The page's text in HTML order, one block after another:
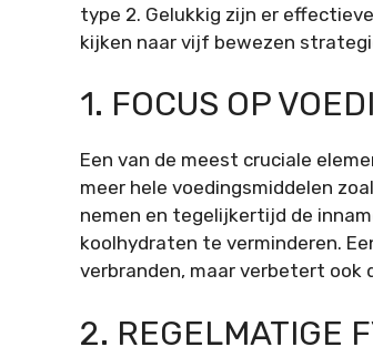
type 2. Gelukkig zijn er
kijken naar vijf bewezen
1. FOCUS OP
Een van de meest cruciale
meer hele voedingsmiddelen
nemen en tegelijkertijd de
koolhydraten te verminderen.
verbranden, maar verbetert ook
2. REGELMATIGE